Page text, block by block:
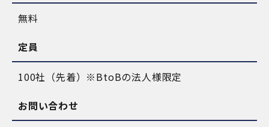
無料
定員
100社（先着）※BtoBの法人様限定
お問い合わせ